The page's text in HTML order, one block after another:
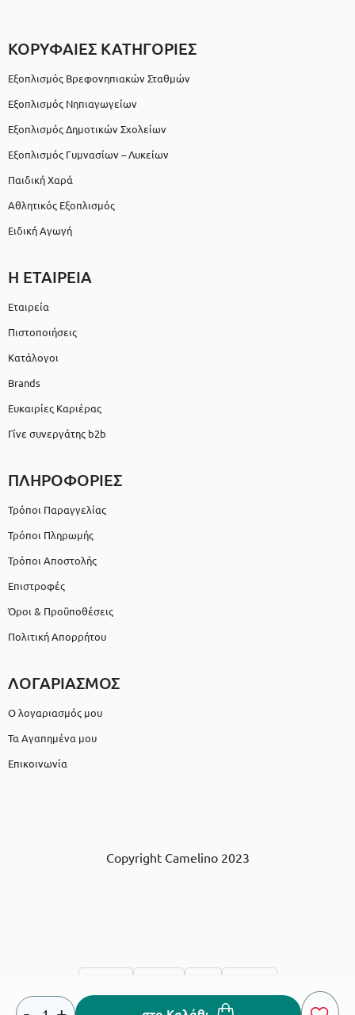
ΚΟΡΥΦΑΙΕΣ ΚΑΤΗΓΟΡΙΕΣ
Εξοπλισμός Βρεφονηπιακών Σταθμών
Εξοπλισμός Νηπιαγωγείων
Εξοπλισμός Δημοτικών Σχολείων
Εξοπλισμός Γυμνασίων – Λυκείων
Παιδική Χαρά
Αθλητικός Εξοπλισμός
Ειδική Αγωγή
Η ΕΤΑΙΡΕΙΑ
Εταιρεία
Πιστοποιήσεις
Κατάλογοι
Brands
Ευκαιρίες Καριέρας
Γίνε συνεργάτης b2b
ΠΛΗΡΟΦΟΡΙΕΣ
Τρόποι Παραγγελίας
Τρόποι Πληρωμής
Τρόποι Αποστολής
Επιστροφές
Όροι & Προϋποθέσεις
Πολιτική Απορρήτου
ΛΟΓΑΡΙΑΣΜΟΣ
Ο λογαριασμός μου
Τα Αγαπημένα μου
Επικοινωνία
Copyright Camelino 2023